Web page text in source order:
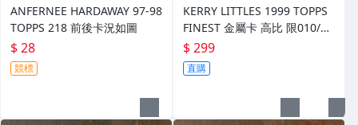
ANFERNEE HARDAWAY 97-98
TOPPS 218 前後卡況如圖
$ 28
競標
KERRY LITTLES 1999 TOPPS
FINEST 金屬卡 高比 限010/75
0 前後如圖
$ 299
直購